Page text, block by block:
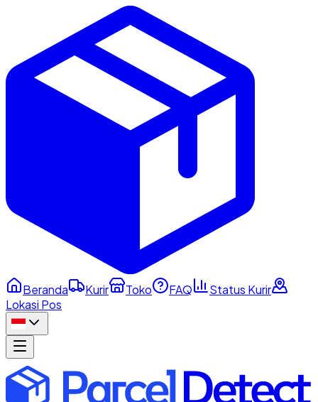
Beranda Kurir Toko FAQ
Status Kurir
Lokasi Pos